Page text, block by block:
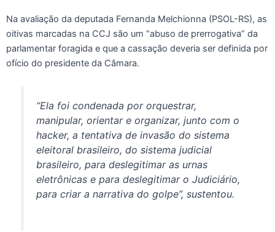
Na avaliação da deputada Fernanda Melchionna (PSOL-RS), as
oitivas marcadas na CCJ são um “abuso de prerrogativa” da
parlamentar foragida e que a cassação deveria ser definida por
ofício do presidente da Câmara.
“Ela foi condenada por orquestrar,
manipular, orientar e organizar, junto com o
hacker, a tentativa de invasão do sistema
eleitoral brasileiro, do sistema judicial
brasileiro, para deslegitimar as urnas
eletrônicas e para deslegitimar o Judiciário,
para criar a narrativa do golpe”, sustentou.